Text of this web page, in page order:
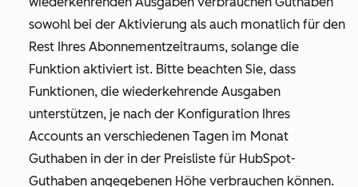
sowohl bei der Aktivierung als auch monatlich für den
Rest Ihres Abonnementzeitraums, solange die
Funktion aktiviert ist. Bitte beachten Sie, dass
Funktionen, die wiederkehrende Ausgaben
unterstützen, je nach der Konfiguration Ihres
Accounts an verschiedenen Tagen im Monat
Guthaben in der in der Preisliste für HubSpot-
Guthaben angegebenen Höhe verbrauchen können.